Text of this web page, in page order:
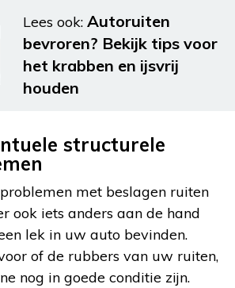
Lees ook: Autoruiten
bevroren? Bekijk tips voor
het krabben en ijsvrij
houden
structurele
met beslagen ruiten
ook iets anders aan de hand
lek in uw auto bevinden.
of de rubbers van uw ruiten,
nog in goede conditie zijn.